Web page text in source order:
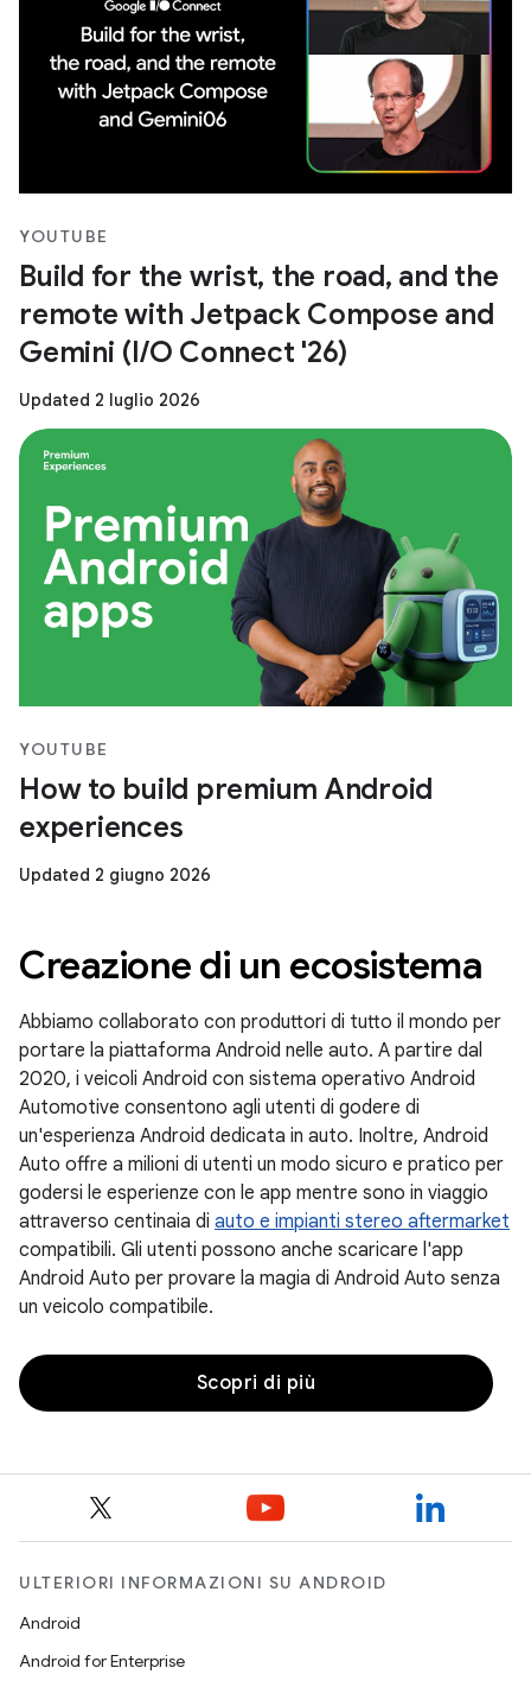
YOUTUBE
Build for the wrist, the road, and the
remote with Jetpack Compose and
Gemini (I/O Connect '26)
Updated 2 luglio 2026
YOUTUBE
How to build premium Android
experiences
Updated 2 giugno 2026
Creazione di un ecosistema
Abbiamo collaborato con produttori di tutto il mondo per
portare la piattaforma Android nelle auto. A partire dal
2020, i veicoli Android con sistema operativo Android
Automotive consentono agli utenti di godere di
un'esperienza Android dedicata in auto. Inoltre, Android
Auto offre a milioni di utenti un modo sicuro e pratico per
godersi le esperienze con le app mentre sono in viaggio
attraverso centinaia di auto e impianti stereo aftermarket
compatibili. Gli utenti possono anche scaricare l'app
Android Auto per provare la magia di Android Auto senza
un veicolo compatibile.
Scopri di più
ULTERIORI INFORMAZIONI SU ANDROID
Android
Android for Enterprise